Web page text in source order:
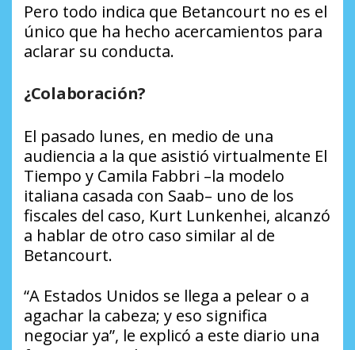
Pero todo indica que Betancourt no es el
único que ha hecho acercamientos para
aclarar su conducta.
¿Colaboración?
El pasado lunes, en medio de una
audiencia a la que asistió virtualmente El
Tiempo y Camila Fabbri –la modelo
italiana casada con Saab– uno de los
fiscales del caso, Kurt Lunkenhei, alcanzó
a hablar de otro caso similar al de
Betancourt.
“A Estados Unidos se llega a pelear o a
agachar la cabeza; y eso significa
negociar ya”, le explicó a este diario una